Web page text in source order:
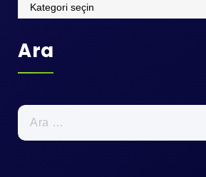
Kategoriler
Ara
Arama: